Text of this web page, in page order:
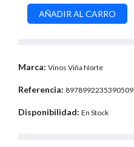
Marca: Vinos Viña Norte
Referencia: 8978992235390509
Disponibilidad: En Stock